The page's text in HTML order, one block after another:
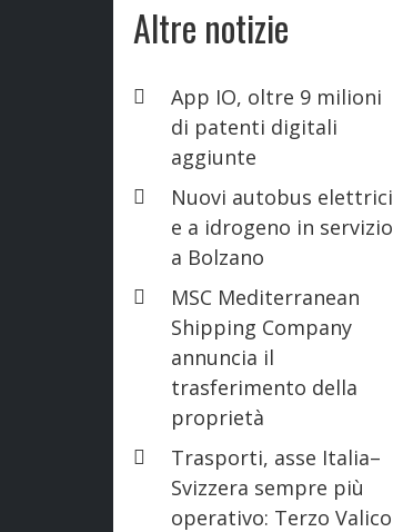
Altre notizie
App IO, oltre 9 milioni
di patenti digitali
aggiunte
Nuovi autobus elettrici
e a idrogeno in servizio
a Bolzano
MSC Mediterranean
Shipping Company
annuncia il
trasferimento della
proprietà
Trasporti, asse Italia–
Svizzera sempre più
operativo: Terzo Valico